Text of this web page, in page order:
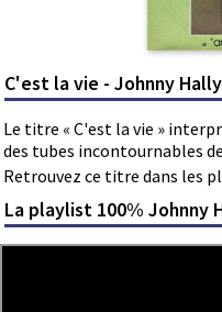
C'est la vie - Johnny
Le titre « C'est la vie »
des tubes incontournables de
Retrouvez ce titre dans les
La playlist 100% Johnny